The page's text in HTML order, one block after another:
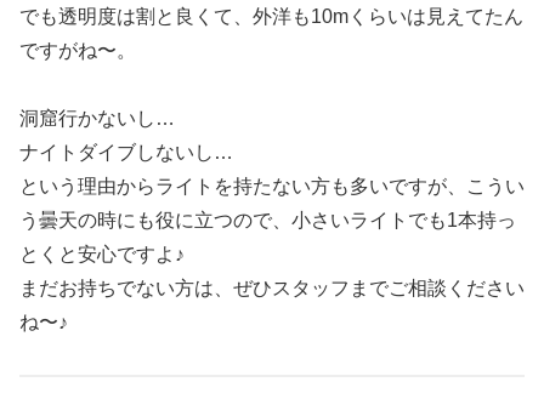
でも透明度は割と良くて、外洋も10mくらいは見えてたん
ですがね〜。
洞窟行かないし…
ナイトダイブしないし…
という理由からライトを持たない方も多いですが、こうい
う曇天の時にも役に立つので、小さいライトでも1本持っ
とくと安心ですよ♪
まだお持ちでない方は、ぜひスタッフまでご相談ください
ね〜♪